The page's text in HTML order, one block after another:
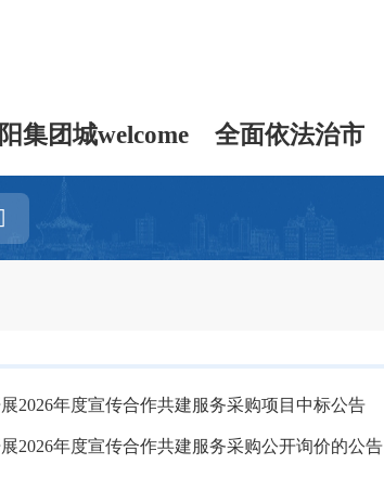
集团城welcome 全面依法治市
2026年度宣传合作共建服务采购项目中标公告
2026年度宣传合作共建服务采购公开询价的公告